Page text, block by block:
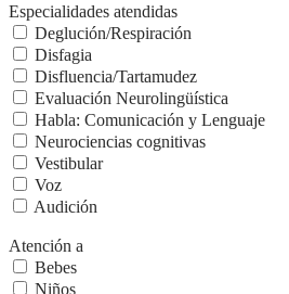
Especialidades atendidas
Deglución/Respiración
Disfagia
Disfluencia/Tartamudez
Evaluación Neurolingüística
Habla: Comunicación y Lenguaje
Neurociencias cognitivas
Vestibular
Voz
Audición
Atención a
Bebes
Niños